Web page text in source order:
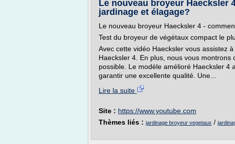
Le nouveau broyeur Haecksler
jardinage et élagage?
Le nouveau broyeur Haecksler 4 -
Test du broyeur de végétaux compact le
Avec cette vidéo Haecksler vous assistez
Haecksler 4. En plus, nous vous
possible. Le modèle amélioré Haecksler 4
garantir une excellente qualité. Une...
Lire la suite
Site : https://www.youtube.com
Thèmes liés : jardinage broyeur vegetaux /